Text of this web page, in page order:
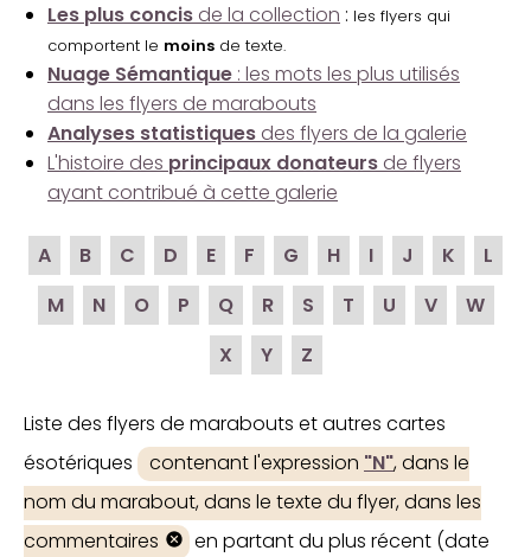
Les plus concis de la collection : les flyers qui
comportent le moins de texte.
Nuage Sémantique : les mots les plus utilisés
dans les flyers de marabouts
Analyses statistiques des flyers de la galerie
L'histoire des principaux donateurs de flyers
ayant contribué à cette galerie
A B C D E F G H I J K
L
M
N O P Q R S T U V
W
X
Y Z
Liste des flyers de marabouts et autres cartes
ésotériques
contenant l'expression "N", dans le
nom du marabout, dans le texte du flyer, dans les
commentaires
en partant du plus récent (date